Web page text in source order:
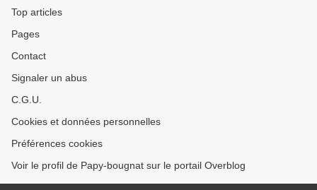
Top articles
Pages
Contact
Signaler un abus
C.G.U.
Cookies et données personnelles
Préférences cookies
Voir le profil de Papy-bougnat sur le portail Overblog